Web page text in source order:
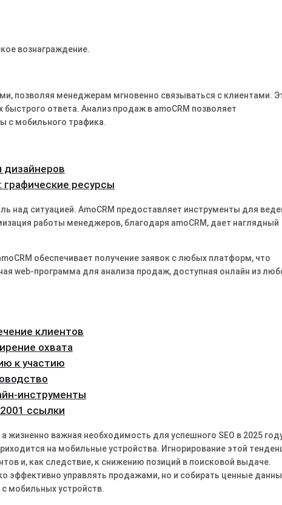
вознаграждение.
позволяя менеджерам мгновенно связываться с клиентами․
ответа․ Анализ продаж в amoCRM позволяет
с мобильного трафика․
ресурсы
над ситуацией․ AmoCRM предоставляет инструменты для
работы менеджеров, благодаря amoCRM, дает наглядный
обеспечивает получение заявок с любых платформ, что
web-программа для анализа продаж, доступная онлайн из
клиентов
охвата
к участию
инструменты
ссылки
важная необходимость для успешного SEO в 2025
на мобильные устройства․ Игнорирование этой
и, как следствие, к снижению позиций в поисковой выдаче․
эффективно управлять продажами, но и собирать ценные
мобильных устройств․